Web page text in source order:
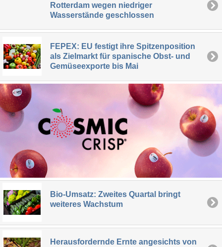
Rotterdam wegen niedriger
Wasserstände geschlossen
FEPEX: EU festigt ihre Spitzenposition
als Zielmarkt für spanische Obst- und
Gemüseexporte bis Mai
Bio-Umsatz: Zweites Quartal bringt
weiteres Wachstum
Herausfordernde Ernte angesichts von